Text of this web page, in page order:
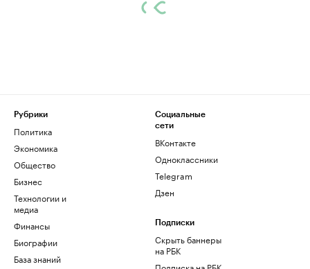
Рубрики
Политика
Экономика
Общество
Бизнес
Технологии и
медиа
Финансы
Биографии
База знаний
Социальные
сети
ВКонтакте
Одноклассники
Telegram
Дзен
Подписки
Скрыть баннеры
на РБК